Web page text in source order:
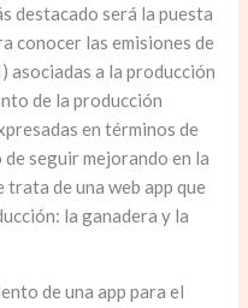
destacado será la puesta
conocer las emisiones de
asociadas a la producción
de la producción
en términos de
seguir mejorando en la
de una web app que
la ganadera y la
de una app para el